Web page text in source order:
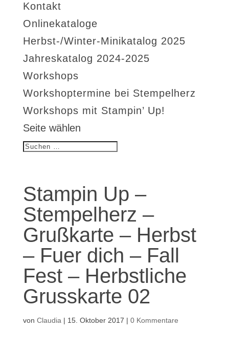
Kontakt
Onlinekataloge
Herbst-/Winter-Minikatalog 2025
Jahreskatalog 2024-2025
Workshops
Workshoptermine bei Stempelherz
Workshops mit Stampin’ Up!
Seite wählen
Stampin Up –
Stempelherz –
Grußkarte – Herbst
– Fuer dich – Fall
Fest – Herbstliche
Grusskarte 02
von Claudia | 15. Oktober 2017 | 0 Kommentare